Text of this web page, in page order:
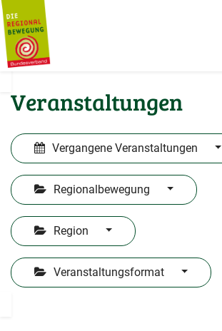
MITGLIED WERDEN
Veranstaltungen
Vergangene Veranstaltungen
Regionalbewegung
Region
Veranstaltungsformat